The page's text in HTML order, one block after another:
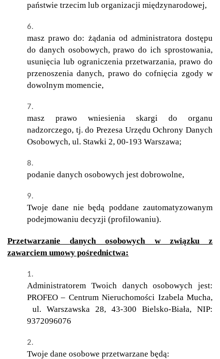
państwie trzecim lub organizacji międzynarodowej,
masz prawo do: żądania od administratora dostępu
do danych osobowych, prawo do ich sprostowania,
usunięcia lub ograniczenia przetwarzania, prawo do
przenoszenia danych, prawo do cofnięcia zgody w
dowolnym momencie,
masz prawo wniesienia skargi do organu
nadzorczego, tj. do Prezesa Urzędu Ochrony Danych
Osobowych, ul. Stawki 2, 00-193 Warszawa;
podanie danych osobowych jest dobrowolne,
Twoje dane nie będą poddane zautomatyzowanym
podejmowaniu decyzji (profilowaniu).
Przetwarzanie danych osobowych w związku z
zawarciem umowy pośrednictwa:
Administratorem Twoich danych osobowych jest:
PROFEO – Centrum Nieruchomości Izabela Mucha,
ul. Warszawska 28, 43-300 Bielsko-Biała, NIP:
9372096076
Twoje dane osobowe przetwarzane będą: